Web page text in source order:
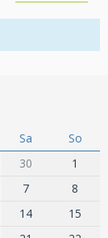
Sa
So
30
1
7
8
14
15